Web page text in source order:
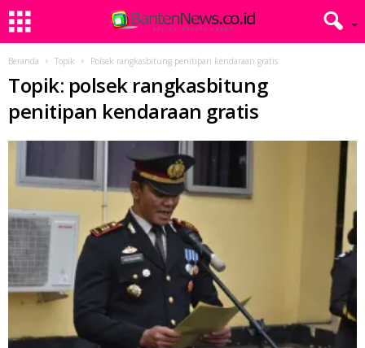
Beranda Topik Polsek rangkasbitung penitipan kendaraan gratis
Topik: polsek rangkasbitung
penitipan kendaraan gratis